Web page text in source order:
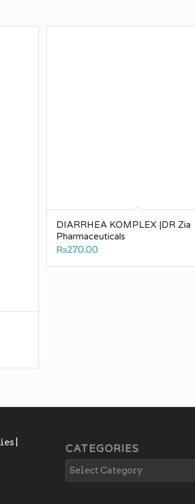
DIARRHEA KOMPLEX |DR Zia
Pharmaceuticals
₨270.00
|
CATEGORIES